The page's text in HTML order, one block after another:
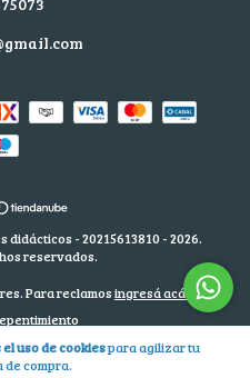
uso de cookiespara agilizar tu
compra.
didácticos - 20215613810 - 2026.
reservados.
Para reclamosingresá acá.